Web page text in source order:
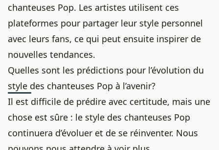
chanteuses Pop. Les artistes utilisent ces
plateformes pour partager leur style personnel
avec leurs fans, ce qui peut ensuite inspirer de
nouvelles tendances.
Quelles sont les prédictions pour l’évolution du
style des chanteuses Pop à l’avenir?
Il est difficile de prédire avec certitude, mais une
chose est sûre : le style des chanteuses Pop
continuera d’évoluer et de se réinventer. Nous